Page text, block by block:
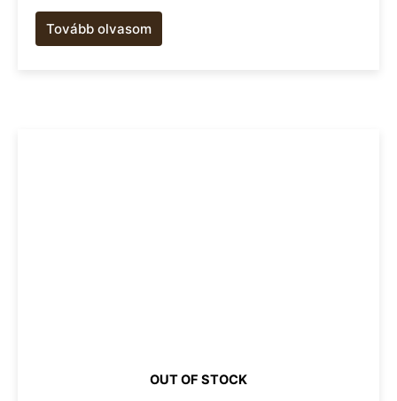
Tovább olvasom
OUT OF STOCK